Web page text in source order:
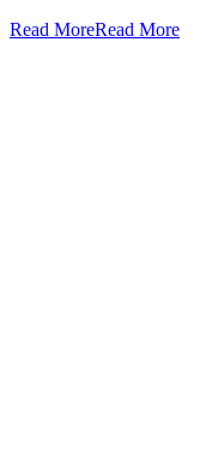
Read MoreRead More